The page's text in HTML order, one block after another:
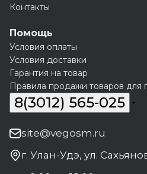
Контакты
Помощь
Условия оплаты
Условия доставки
Гарантия на товар
Правила продажи товаров для
8(3012) 565-025
site@vegosm.ru
г. Улан-Удэ, ул.